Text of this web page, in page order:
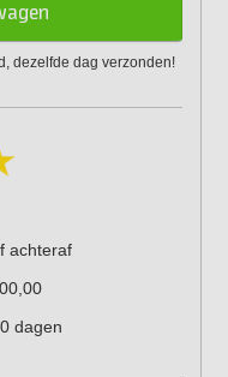
dezelfde dag verzonden!
achteraf
dagen